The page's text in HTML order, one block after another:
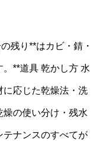
残り**はカビ・錆・
**道具 乾かし方 水
に応じた乾燥法・洗
の使い分け・残水
テナンスのすべてが